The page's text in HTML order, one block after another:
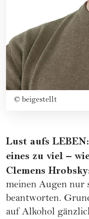
© beigestellt
Lust aufs
eines zu viel –
Clemens
meinen Augen nur
beantworten.
auf Alkohol